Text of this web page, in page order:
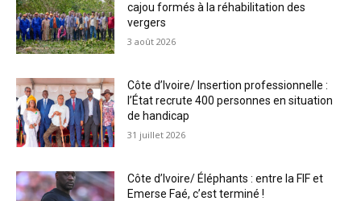
cajou formés à la réhabilitation des
vergers
3 août 2026
Côte d’Ivoire/ Insertion professionnelle :
l’État recrute 400 personnes en situation
de handicap
31 juillet 2026
Côte d’Ivoire/ Éléphants : entre la FIF et
Emerse Faé, c’est terminé !